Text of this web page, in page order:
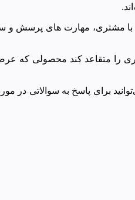
با مشتری، مهارت های پرسش
را متقاعد کند محصولی
برای پاسخ به سوالاتی در